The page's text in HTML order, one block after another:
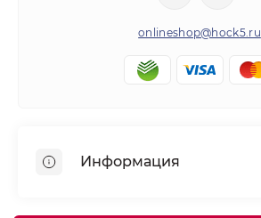
onlineshop@hock5.ru
Информация